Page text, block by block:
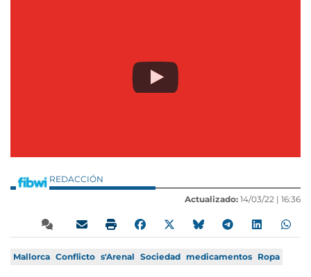
REDACCIÓN
Actualizado: 14/03/22 | 16:36
Mallorca Conflicto s'Arenal Sociedad medicamentos Ropa